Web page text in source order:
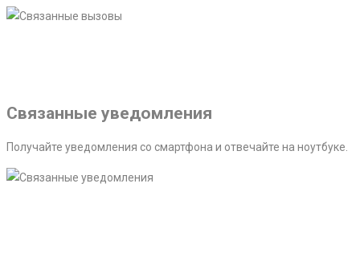
Связанные уведомления
Получайте уведомления со смартфона и отвечайте на ноутбуке.